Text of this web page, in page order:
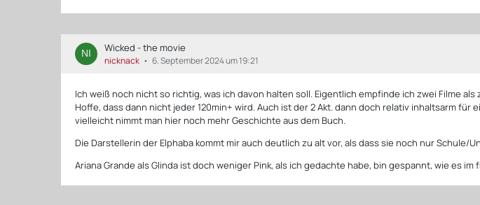
Wicked - the movie
nicknack 6. September 2024 um 19:21
Ich weiß noch nicht so richtig, was ich davon halten soll. Eigentlich empfinde ich zwei Filme als
Hoffe, dass dann nicht jeder 120min+ wird. Auch ist der 2 Akt. dann doch relativ inhaltsarm für
vielleicht nimmt man hier noch mehr Geschichte aus dem Buch.
Die Darstellerin der Elphaba kommt mir auch deutlich zu alt vor, als dass sie noch nur Schule/
Ariana Grande als Glinda ist doch weniger Pink, als ich gedachte habe, bin gespannt, wie es im